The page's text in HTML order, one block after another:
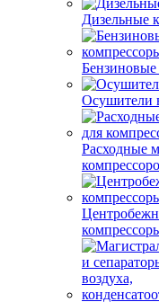
Дизельные
Осушители
Расходные